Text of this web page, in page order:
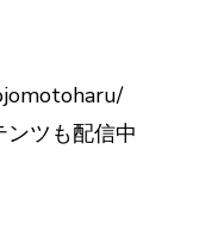
ツも配信中